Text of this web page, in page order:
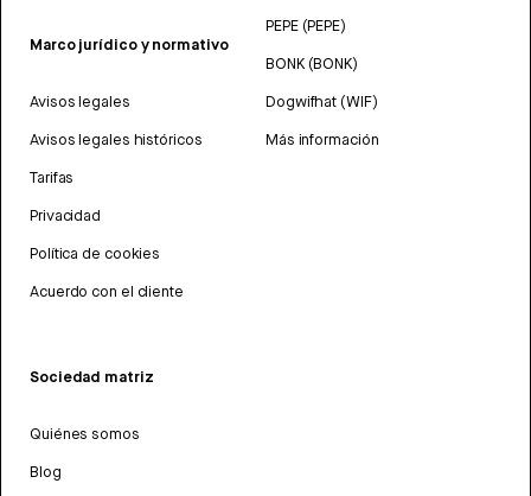
Marco jurídico y normativo
Avisos legales
Avisos legales históricos
Tarifas
Privacidad
Política de cookies
Acuerdo con el cliente
PEPE (PEPE)
BONK (BONK)
Dogwifhat (WIF)
Más información
Sociedad matriz
Quiénes somos
Blog